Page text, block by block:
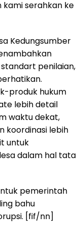
kami serahkan ke
Kedungsumber
penilaian,
produk hukum
lebih detail
waktu dekat,
koordinasi lebih
untuk
dalam hal tata
pemerintah
bahu
[fif/nn]